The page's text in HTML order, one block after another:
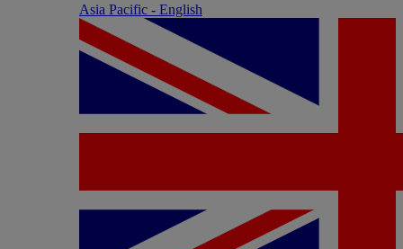
Asia Pacific - English